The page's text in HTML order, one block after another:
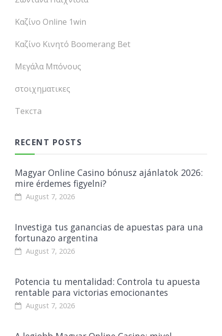
Καζίνο Online 1win
Καζίνο Κινητό Boomerang Bet
Μεγάλα Μπόνους
στοιχηματικες
Текста
RECENT POSTS
Magyar Online Casino bónusz ajánlatok 2026:
mire érdemes figyelni?
August 7, 2026
Investiga tus ganancias de apuestas para una
fortunazo argentina
August 7, 2026
Potencia tu mentalidad: Controla tu apuesta
rentable para victorias emocionantes
August 7, 2026